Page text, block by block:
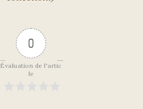
0
Évaluation de l'artic
le